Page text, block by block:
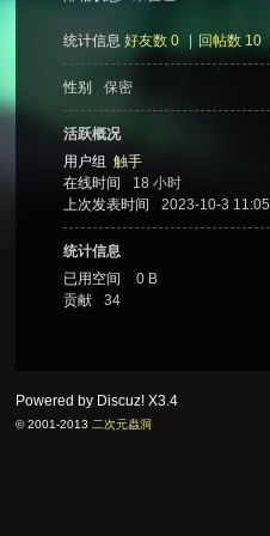
统计信息 好友数 0 回帖数 10
性别 保密
活跃概况
用户组触手
在线时间
18 小时
上次发表时间
2023-10-3 11:05
统计信息
已用空间
0 B
贡献
34
Powered by Discuz!X3.4
© 2001-2013 二次元蟲洞